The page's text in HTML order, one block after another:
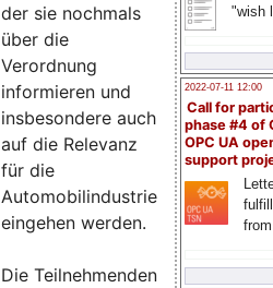
"wish
2022-07-11 12:00
Call for
phase #4 of
OPC UA
support
der sie nochmals
über die
Verordnung
informieren und
insbesondere auch
auf die Relevanz
für die
Automobilindustrie
eingehen werden.
Die Teilnehmenden